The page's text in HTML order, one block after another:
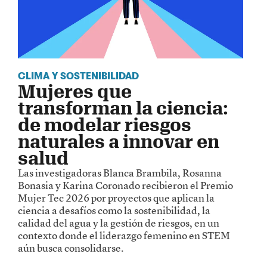
CLIMA Y SOSTENIBILIDAD
Mujeres que
transforman la ciencia:
de modelar riesgos
naturales a innovar en
salud
Las investigadoras Blanca Brambila, Rosanna
Bonasia y Karina Coronado recibieron el Premio
Mujer Tec 2026 por proyectos que aplican la
ciencia a desafíos como la sostenibilidad, la
calidad del agua y la gestión de riesgos, en un
contexto donde el liderazgo femenino en STEM
aún busca consolidarse.